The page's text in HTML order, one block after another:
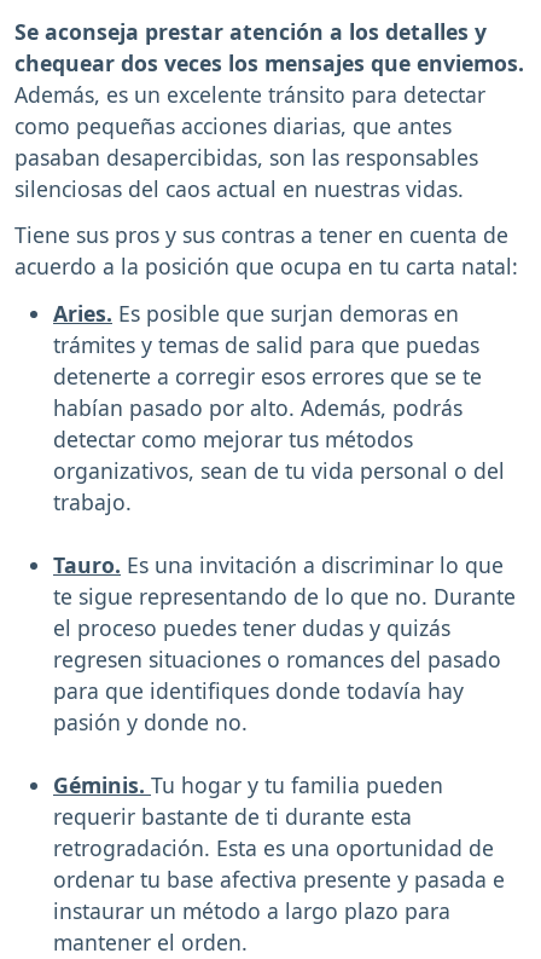
Se aconseja prestar atención a los detalles y
chequear dos veces los mensajes que enviemos.
Además, es un excelente tránsito para detectar
como pequeñas acciones diarias, que antes
pasaban desapercibidas, son las responsables
silenciosas del caos actual en nuestras vidas.
Tiene sus pros y sus contras a tener en cuenta de
acuerdo a la posición que ocupa en tu carta natal:
Aries. Es posible que surjan demoras en
trámites y temas de salid para que puedas
detenerte a corregir esos errores que se te
habían pasado por alto. Además, podrás
detectar como mejorar tus métodos
organizativos, sean de tu vida personal o del
trabajo.
Tauro. Es una invitación a discriminar lo que
te sigue representando de lo que no. Durante
el proceso puedes tener dudas y quizás
regresen situaciones o romances del pasado
para que identifiques donde todavía hay
pasión y donde no.
Géminis. Tu hogar y tu familia pueden
requerir bastante de ti durante esta
retrogradación. Esta es una oportunidad de
ordenar tu base afectiva presente y pasada e
instaurar un método a largo plazo para
mantener el orden.